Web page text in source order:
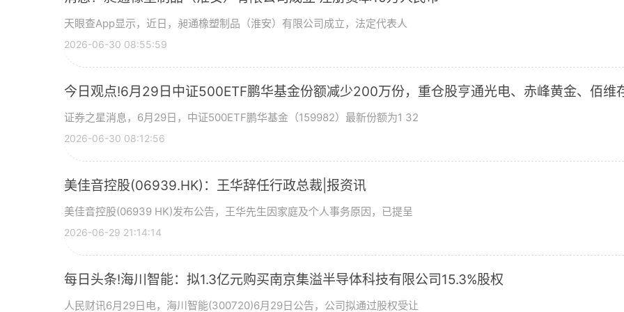
天眼查App显示，近日，昶通橡塑制品（淮安）有限公司成立，法定代表人
2026-06-30 08:55:59
今日观点!6月29日中证500ETF鹏华基金份额减少200万份，重仓股亨通光电、赤峰黄金、佰维
证券之星消息，6月29日，中证500ETF鹏华基金（159982）最新份额为1 32
2026-06-30 08:12:56
美佳音控股(06939.HK)：王华辞任行政总裁|报资讯
美佳音控股(06939 HK)发布公告，王华先生因家庭及个人事务原因，已提呈
2026-06-29 21:14:14
每日头条!海川智能：拟1.3亿元购买南京集溢半导体科技有限公司15.3%股权
人民财讯6月29日电，海川智能(300720)6月29日公告，公司拟通过股权受让